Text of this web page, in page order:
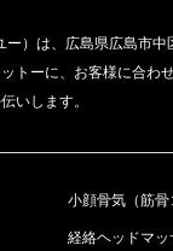
）は、広島県広島市中
トーに、お客様に合わ
いします。
小顔骨気（筋骨
経絡ヘッドマッ